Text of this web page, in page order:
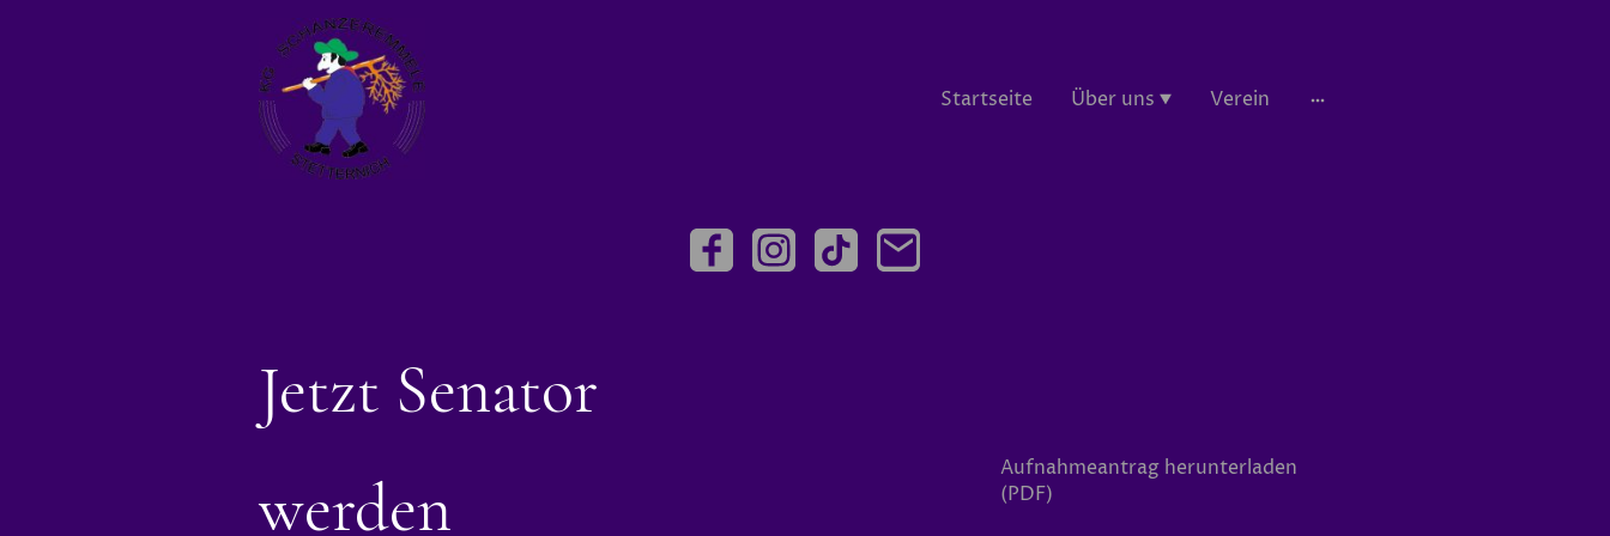
Startseite Über uns Verein
Jetzt Senator
werden
Aufnahmeantrag herunterladen
(PDF)